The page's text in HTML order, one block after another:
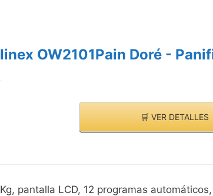
OW2101Pain Doré -
🛒 VER DETALLES
pantalla LCD, 12 programas